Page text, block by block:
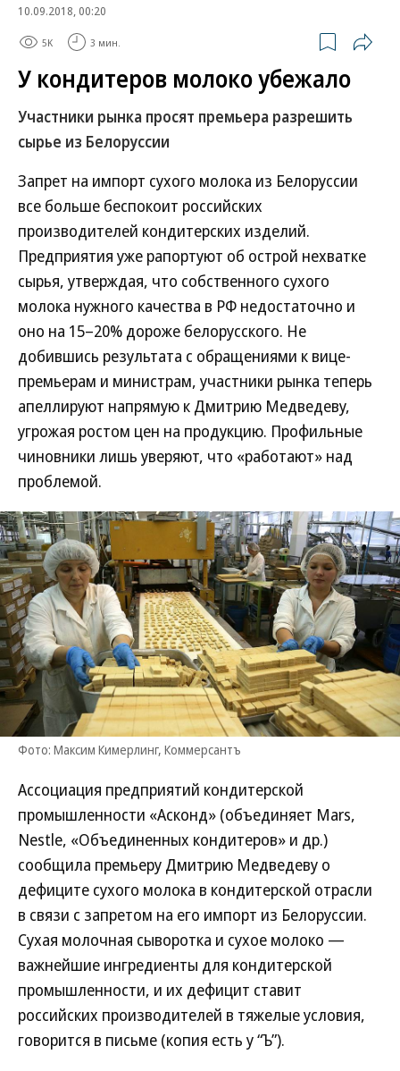
10.09.2018, 00:20
5K 3 мин.
У кондитеров молоко убежало
Участники рынка просят премьера разрешить
сырье из Белоруссии
Запрет на импорт сухого молока из Белоруссии
все больше беспокоит российских
производителей кондитерских изделий.
Предприятия уже рапортуют об острой нехватке
сырья, утверждая, что собственного сухого
молока нужного качества в РФ недостаточно и
оно на 15–20% дороже белорусского. Не
добившись результата с обращениями к вице-
премьерам и министрам, участники рынка теперь
апеллируют напрямую к Дмитрию Медведеву,
угрожая ростом цен на продукцию. Профильные
чиновники лишь уверяют, что «работают» над
проблемой.
Фото: Максим Кимерлинг, Коммерсантъ
Ассоциация предприятий кондитерской
промышленности «Асконд» (объединяет Mars,
Nestle, «Объединенных кондитеров» и др.)
сообщила премьеру Дмитрию Медведеву о
дефиците сухого молока в кондитерской отрасли
в связи с запретом на его импорт из Белоруссии.
Сухая молочная сыворотка и сухое молоко —
важнейшие ингредиенты для кондитерской
промышленности, и их дефицит ставит
российских производителей в тяжелые условия,
говорится в письме (копия есть у “Ъ”).